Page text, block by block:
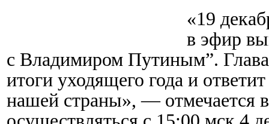
«19
в эфир
с Владимиром Путиным”. Глава
итоги уходящего года и
нашей страны», — отмечается